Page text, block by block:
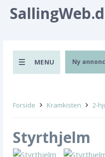
MENU Ny
Forside Kramkisten 2-
Styrthjelm